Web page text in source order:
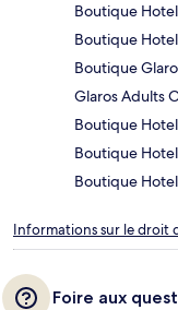
Boutique
Boutique
Boutique
Glaros Adults
Boutique
Boutique
Boutique
Informations sur le droit
Foire aux